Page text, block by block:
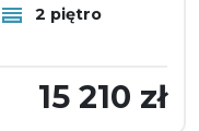
2 piętro
15 210 zł